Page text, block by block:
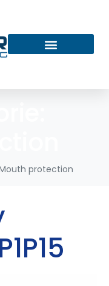
protection